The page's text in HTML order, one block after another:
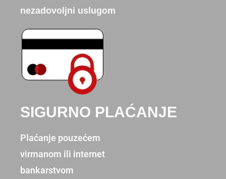
nezadovoljni uslugom
SIGURNO PLAĆANJE
Plaćanje pouzećem
virmanom ili internet
bankarstvom